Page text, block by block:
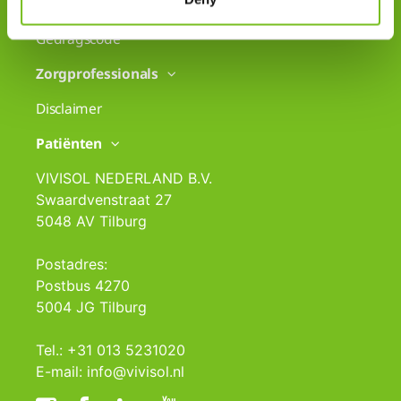
Gedragscode
Zorgprofessionals
Disclaimer
Patiënten
VIVISOL NEDERLAND B.V.
Swaardvenstraat 27
5048 AV Tilburg
Postadres:
Postbus 4270
5004 JG Tilburg
Tel.: +31 013 5231020
E-mail: info@vivisol.nl